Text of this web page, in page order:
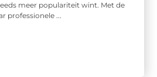
meer populariteit wint. Met de
professionele ...